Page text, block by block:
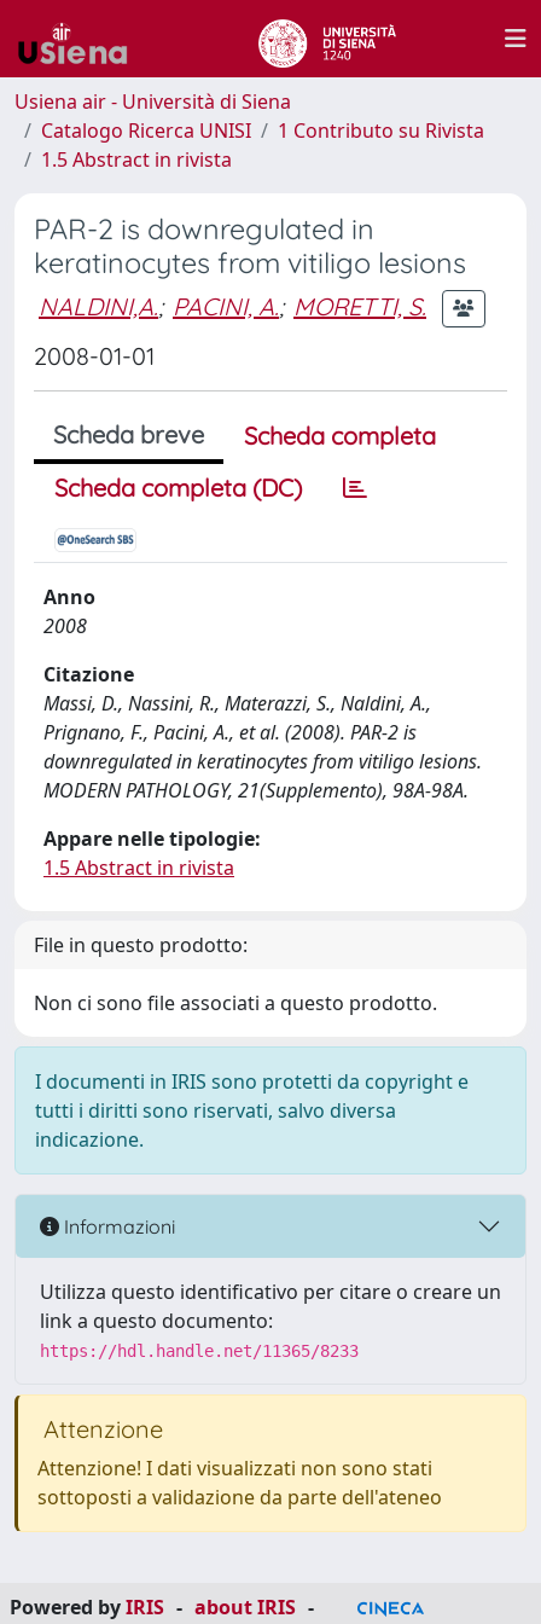
Usiena air - Università di Siena
Catalogo Ricerca UNISI
1 Contributo su Rivista
1.5 Abstract in rivista
PAR-2 is downregulated in
keratinocytes from vitiligo lesions
NALDINI,A.; PACINI, A.; MORETTI, S.
2008-01-01
Scheda breve
Scheda completa
Scheda completa (DC)
Anno
2008
Citazione
Massi, D., Nassini, R., Materazzi, S., Naldini, A.,
Prignano, F., Pacini, A., et al. (2008). PAR-2 is
downregulated in keratinocytes from vitiligo lesions.
MODERN PATHOLOGY, 21(Supplemento), 98A-98A.
Appare nelle tipologie:
1.5 Abstract in rivista
File in questo prodotto:
Non ci sono file associati a questo prodotto.
I documenti in IRIS sono protetti da copyright e
tutti i diritti sono riservati, salvo diversa
indicazione.
Informazioni
Utilizza questo identificativo per citare o creare un
link a questo documento:
https://hdl.handle.net/11365/8233
Attenzione
Attenzione! I dati visualizzati non sono stati
sottoposti a validazione da parte dell'ateneo
Powered byIRIS - about IRIS -